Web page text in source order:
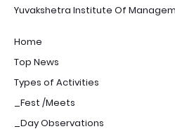
Yuvakshetra Institute Of
Home
Top News
Types of Activities
_Fest /Meets
_Day Observations